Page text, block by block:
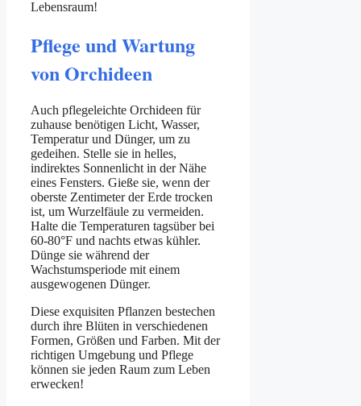
Lebensraum!
Pflege und Wartung
von Orchideen
Auch pflegeleichte Orchideen für
zuhause benötigen Licht, Wasser,
Temperatur und Dünger, um zu
gedeihen. Stelle sie in helles,
indirektes Sonnenlicht in der Nähe
eines Fensters. Gieße sie, wenn der
oberste Zentimeter der Erde trocken
ist, um Wurzelfäule zu vermeiden.
Halte die Temperaturen tagsüber bei
60-80°F und nachts etwas kühler.
Dünge sie während der
Wachstumsperiode mit einem
ausgewogenen Dünger.
Diese exquisiten Pflanzen bestechen
durch ihre Blüten in verschiedenen
Formen, Größen und Farben. Mit der
richtigen Umgebung und Pflege
können sie jeden Raum zum Leben
erwecken!